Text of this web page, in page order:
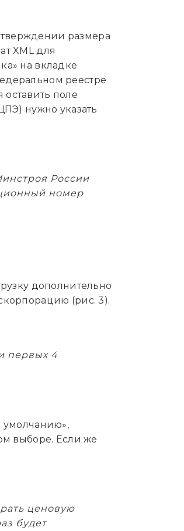
размера
XML для
на вкладке
реестре
поле
нужно указать
России
номер
дополнительно
(рис. 3).
первых 4
умолчанию»,
выборе. Если же
ценовую
будет